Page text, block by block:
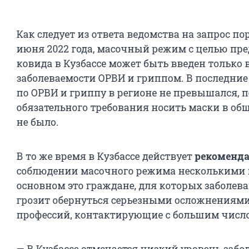
Как следует из ответа ведомства на запрос
июня 2022 года, масочный режим с целью
ковида в Кузбассе может быть введен только
заболеваемости ОРВИ и гриппом. В
по ОРВИ и гриппу в регионе не превышался,
обязательного требования носить маски в
не было.
В то же время в Кузбассе действует
соблюдении масочного режима несколькими
основном это граждане, для которых
грозит обернуться серьезными
профессий, контактирующие с большим